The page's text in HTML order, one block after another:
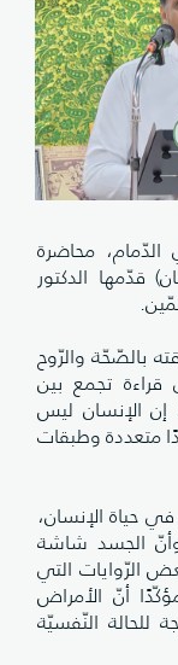
محاضرة
قدّمها الدكتور
بالصّحّة والرّوح
قراءة تجمع بين
إن الإنسان ليس
متعددة وطبقات
حياة الإنسان،
وأنّ الجسد شاشة
الرّوايات التي
أنّ الأمراض
النّفسيّة